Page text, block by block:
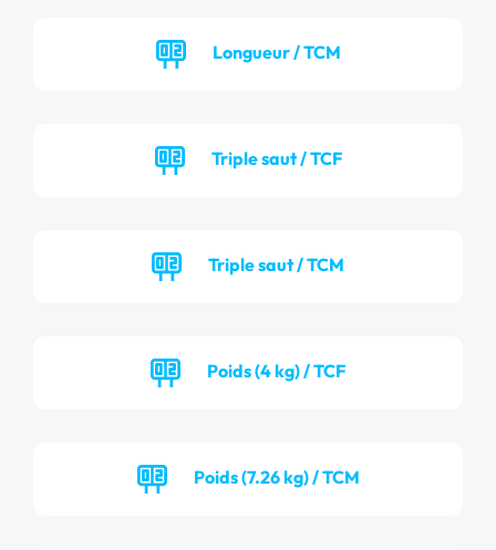
Longueur / TCM
Triple saut / TCF
Triple saut / TCM
Poids (4 kg) / TCF
Poids (7.26 kg) / TCM